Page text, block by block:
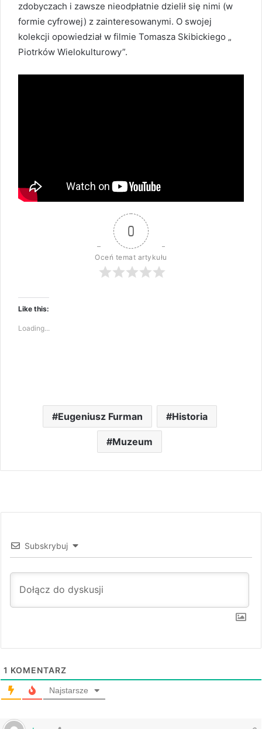
zdobyczach i zawsze nieodpłatnie dzielił się nimi (w
formie cyfrowej) z zainteresowanymi. O swojej
kolekcji opowiedział w filmie Tomasza Skibickiego „
Piotrków Wielokulturowy”.
0
Oceń temat artykułu
Like this:
Loading...
Eugeniusz Furman Historia
Muzeum
Subskrybuj
1 KOMENTARZ
Najstarsze